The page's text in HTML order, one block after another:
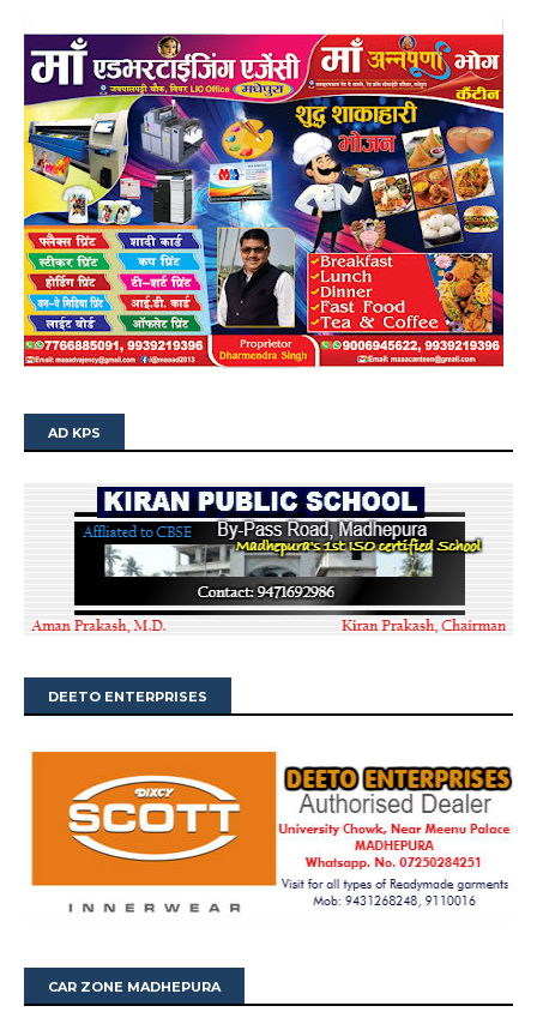
AD KPS
DEETO ENTERPRISES
CAR ZONE MADHEPURA